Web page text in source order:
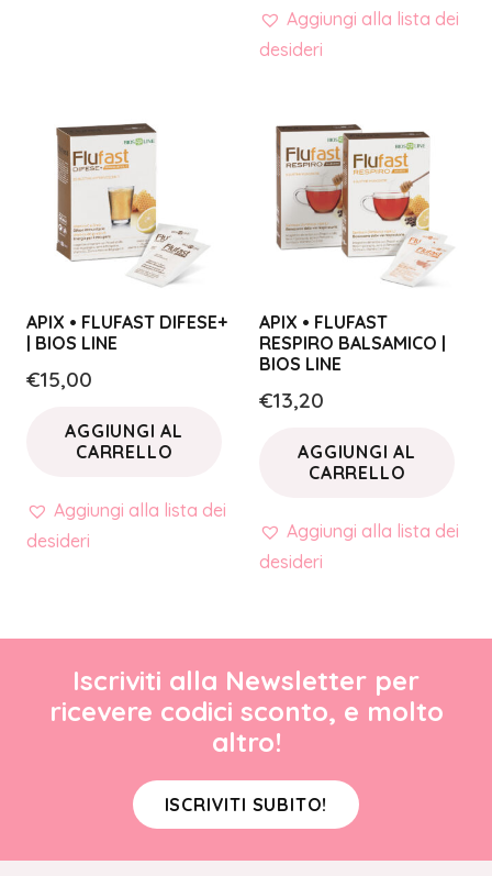
Aggiungi alla lista dei
desideri
APIX • FLUFAST DIFESE+
| BIOS LINE
€15,00
AGGIUNGI AL
CARRELLO
Aggiungi alla lista dei
desideri
APIX • FLUFAST
RESPIRO BALSAMICO |
BIOS LINE
€13,20
AGGIUNGI AL
CARRELLO
Aggiungi alla lista dei
desideri
Iscriviti alla Newsletter per
ricevere codici sconto, e molto
altro!
ISCRIVITI SUBITO!